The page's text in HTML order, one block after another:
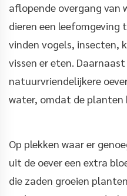
aflopende overgang van
dieren een leefomgeving
vinden vogels, insecten,
vissen er eten.
natuurvriendelijkere
water, omdat de
Op plekken waar er
uit de oever een extra
die zaden groeien